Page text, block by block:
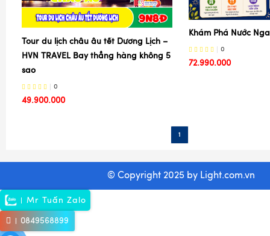
Tour du lịch châu âu tết Dương Lịch –
HVN TRAVEL Bay thẳng hàng không 5
sao
0
49.900.000
Khám Phá Nước
0
72.990.000
1
© Copyright 2025 by Light.com.vn
Mr Tuấn Zalo
0849568899